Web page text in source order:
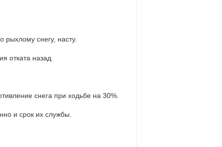
снегу, насту.
отката назад.
снега при ходьбе на 30%.
и срок их службы.